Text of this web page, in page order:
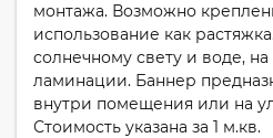
монтажа. Возможно
использование как
солнечному свету и воде,
ламинации. Баннер
внутри помещения или на
Стоимость указана за 1 м.кв.